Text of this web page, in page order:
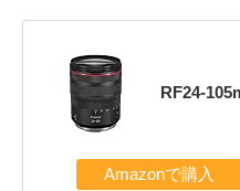
RF24-
Amazonで購入